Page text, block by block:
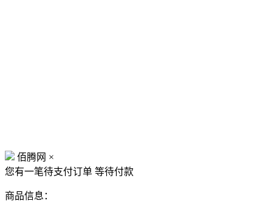
佰腾网 ×
您有一笔待支付订单 等待付款
商品信息：